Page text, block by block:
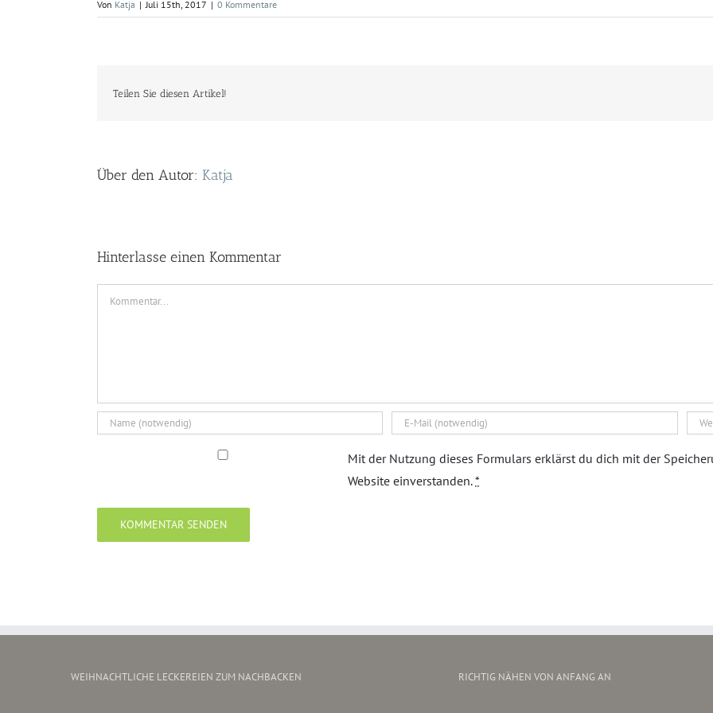
Von Katja | Juli 15th, 2017 | 0 Kommentare
Teilen Sie diesen Artikel!
Über den Autor: Katja
Hinterlasse einen Kommentar
Kommentar
Mit der Nutzung dieses Formulars erklärst du dich mit der
Website einverstanden.*
WEIHNACHTLICHE LECKEREIEN ZUM NACHBACKEN RICHTIG NÄHEN VON ANFANG AN